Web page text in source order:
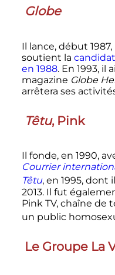
Globe
Il lance, début
soutient la
en 1988. En 1993, il
magazine Globe
arrêtera ses
Têtu, Pink
Il fonde, en 1990,
Courrier
Têtu, en 1995, dont
2013. Il fut
Pink TV, chaîne de
un public
Le Groupe La